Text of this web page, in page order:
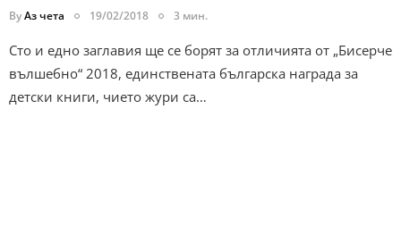
ByАз чета 19/02/2018 3 мин.
Сто и едно заглавия ще се борят за отличията от „Бисерче
вълшебно“ 2018, единствената българска награда за
детски книги, чието жури са…